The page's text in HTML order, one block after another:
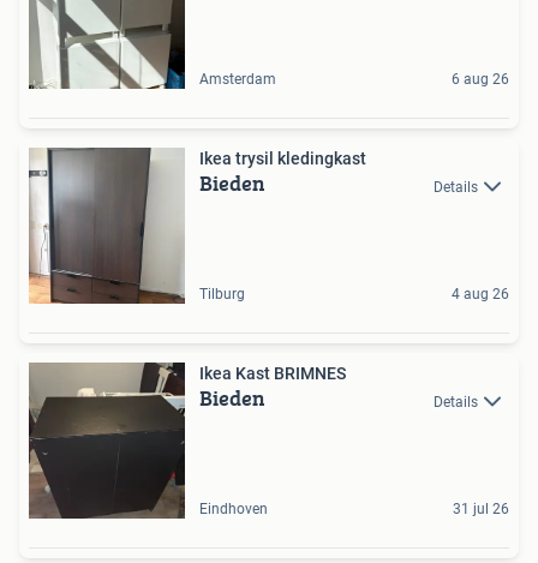
Amsterdam 6 aug 26
Ikea trysil kledingkast
Bieden Details
Tilburg 4 aug 26
Ikea Kast BRIMNES
Bieden Details
Eindhoven 31 jul 26